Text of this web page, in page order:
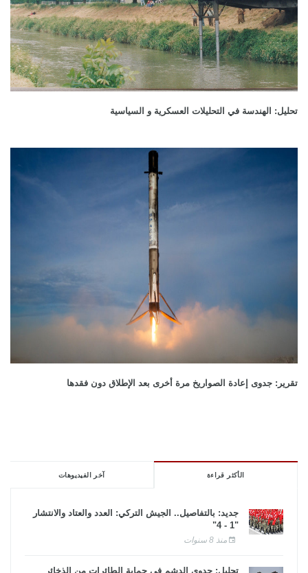
تحليل: الهندسة في التحليلات العسكرية و السياسية
تقرير: جدوى إعادة الصواريخ مرة أخرى بعد الإطلاق دون فقدها
الأكثر قراءة آخر الفيديوهات
جديد: بالتفاصيل.. الجيش التركي: العدد والعتاد والانتشار
"1 - 4"
منذ 8 سنوات
تحليل: جدوى الدشم فى حماية الطائرات من الذخائر